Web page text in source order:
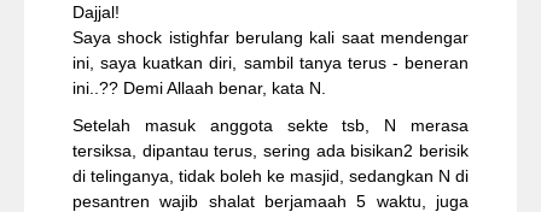
Dajjal!
Saya shock istighfar berulang kali saat mendengar
ini, saya kuatkan diri, sambil tanya terus - beneran
ini..?? Demi Allaah benar, kata N.
Setelah masuk anggota sekte tsb, N merasa
tersiksa, dipantau terus, sering ada bisikan2 berisik
di telinganya, tidak boleh ke masjid, sedangkan N di
pesantren wajib shalat berjamaah 5 waktu, juga